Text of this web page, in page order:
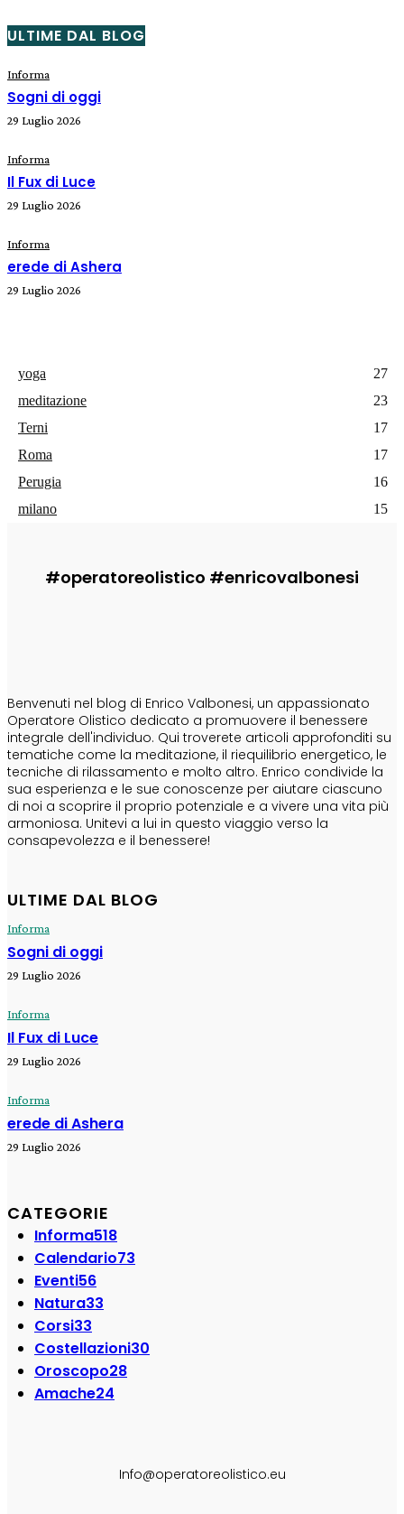
ULTIME DAL BLOG
Informa
Sogni di oggi
29 Luglio 2026
Informa
Il Fux di Luce
29 Luglio 2026
Informa
erede di Ashera
29 Luglio 2026
yoga
27
meditazione
23
Terni
17
Roma
17
Perugia
16
milano
15
#operatoreolistico #enricovalbonesi
Benvenuti nel blog di Enrico Valbonesi, un appassionato
Operatore Olistico dedicato a promuovere il benessere
integrale dell'individuo. Qui troverete articoli approfonditi su
tematiche come la meditazione, il riequilibrio energetico, le
tecniche di rilassamento e molto altro. Enrico condivide la
sua esperienza e le sue conoscenze per aiutare ciascuno
di noi a scoprire il proprio potenziale e a vivere una vita più
armoniosa. Unitevi a lui in questo viaggio verso la
consapevolezza e il benessere!
ULTIME DAL BLOG
Informa
Sogni di oggi
29 Luglio 2026
Informa
Il Fux di Luce
29 Luglio 2026
Informa
erede di Ashera
29 Luglio 2026
CATEGORIE
Informa518
Calendario73
Eventi56
Natura33
Corsi33
Costellazioni30
Oroscopo28
Amache24
Info@operatoreolistico.eu